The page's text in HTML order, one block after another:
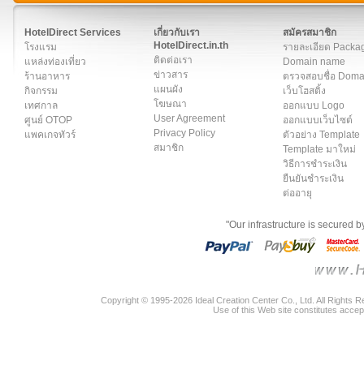
HotelDirect Services
โรงแรม
แหล่งท่องเที่ยว
ร้านอาหาร
กิจกรรม
เทศกาล
ศูนย์ OTOP
แพคเกจทัวร์
เกี่ยวกับเรา
HotelDirect.in.th
ติดต่อเรา
ข่าวสาร
แผนผัง
โฆษณา
User Agreement
Privacy Policy
สมาชิก
สมัครสมาชิก
รายละเอียด
Domain name
ตรวจสอบชื่อ
เว็บโฮสติ้ง
ออกแบบ Logo
ออกแบบเว็บไซต์
ตัวอย่าง Template
Template มาใหม่
วิธีการชำระเงิน
ยืนยันชำระเงิน
ต่ออายุ
"Our infrastructure is secured
Copyright © 1995-2026 Ideal Creation Center Co., Ltd. All Rights
Use of this Web site constitutes